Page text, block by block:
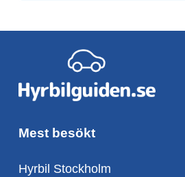
Mest besökt
Hyrbil Stockholm